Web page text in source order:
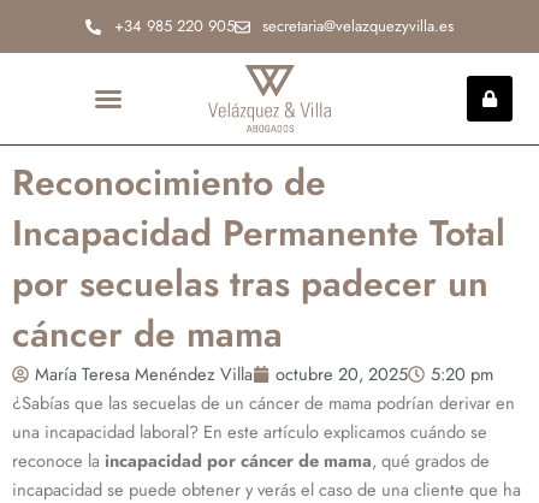
+34 985 220 905 secretaria@velazquezyvilla.es
Reconocimiento de
Incapacidad Permanente Total
por secuelas tras padecer un
cáncer de mama
María Teresa Menéndez Villa octubre 20, 2025
5:20 pm
¿Sabías que las secuelas de un cáncer de mama podrían derivar en
una incapacidad laboral? En este artículo explicamos cuándo se
reconoce la incapacidad por cáncer de mama, qué grados de
incapacidad se puede obtener y verás el caso de una cliente que ha